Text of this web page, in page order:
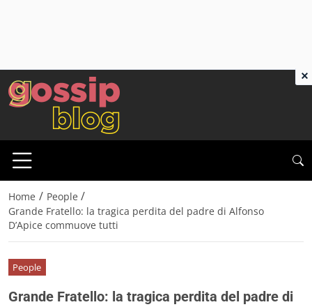
Home / People /
Grande Fratello: la tragica perdita del padre di Alfonso
D’Apice commuove tutti
People
Grande Fratello: la tragica perdita del padre di
×